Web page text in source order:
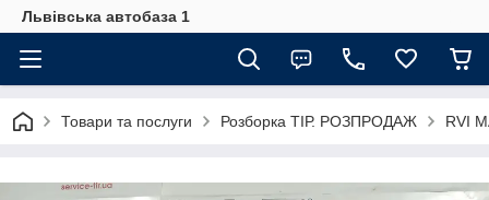
Львівська автобаза 1
Товари та послуги Розборка ТІР. РОЗПРОДАЖ RVI